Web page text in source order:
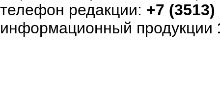
телефон редакции: +7
информационный продукции